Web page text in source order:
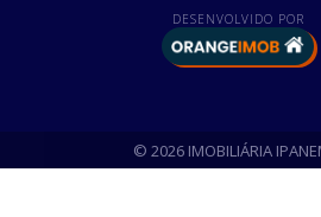
DESENVOLVIDO POR
© 2026 IMOBILIÁRIA